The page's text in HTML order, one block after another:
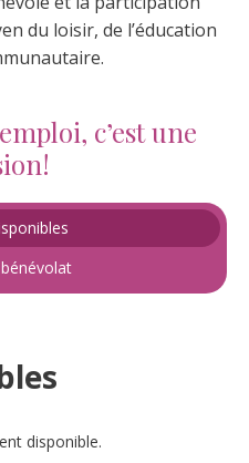
du loisir, de l’éducation
c’est une
disponible.